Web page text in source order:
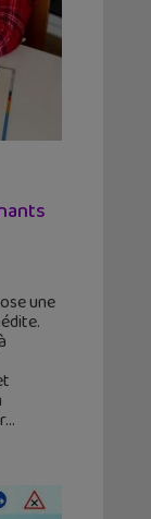
une